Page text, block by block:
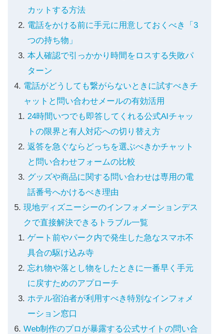
カットする方法
電話をかける前に手元に用意しておくべき「3
つの持ち物」
本人確認で引っかかり時間をロスする失敗パ
ターン
電話がどうしても繋がらないときに試すべきチ
ャットと問い合わせメールの有効活用
24時間いつでも即答してくれる公式AIチャッ
トの限界と有人対応への切り替え方
返答を急ぐならどっちを選ぶべきかチャット
と問い合わせフォームの比較
グッズや商品に関する問い合わせは専用の電
話番号へかけるべき理由
現地ディズニーシーのインフォメーションデス
クで直接解決できるトラブル一覧
ゲート前やパーク内で発生した急なスマホ不
具合の駆け込み寺
忘れ物や落とし物をしたときに一番早く手元
に戻すためのアプローチ
ホテル宿泊者が利用すべき特別なインフォメ
ーション窓口
Web制作のプロが暴露する公式サイトの問い合